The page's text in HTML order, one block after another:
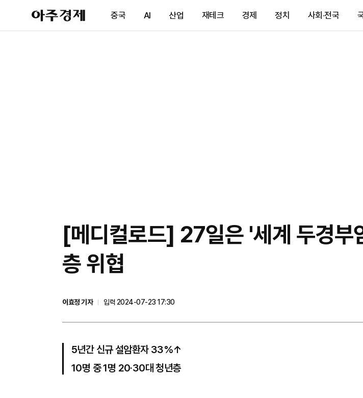
아
주
제
중국 AI 산업 재테크 경제 정치 사회·전국
[메디컬로드] 27일은 '세계 두경부
층 위협
이효정 기자
입력 2024-07-23 17:30
5년간 신규 설암환자 33%↑
10명 중 1명 20·30대 청년층